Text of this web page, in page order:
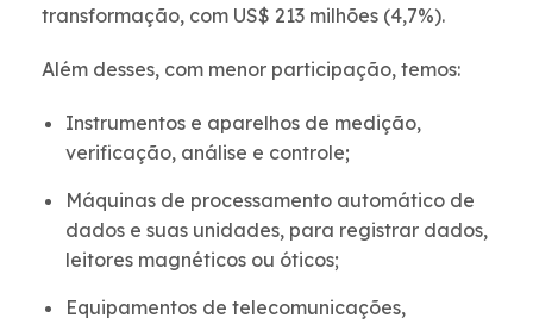
transformação, com US$ 213 milhões (4,7%).
Além desses, com menor participação, temos:
Instrumentos e aparelhos de medição,
verificação, análise e controle;
Máquinas de processamento automático de
dados e suas unidades, para registrar dados,
leitores magnéticos ou óticos;
Equipamentos de telecomunicações,